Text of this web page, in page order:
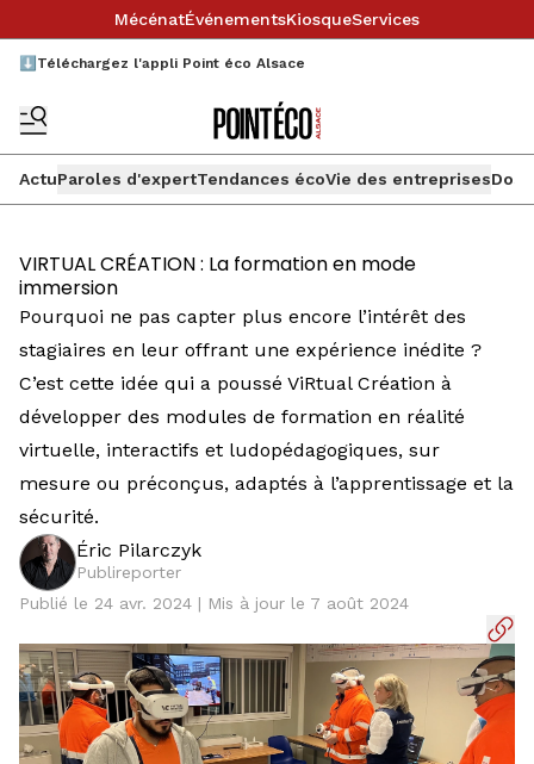
MécénatÉvénementsKiosqueServices
⬇️Téléchargez l'appli Point éco Alsace
ActuParoles d'expertTendances écoVie des entreprises
VIRTUAL CRÉATION : La formation en mode
immersion
Pourquoi ne pas capter plus encore l’intérêt des
stagiaires en leur offrant une expérience inédite ?
C’est cette idée qui a poussé ViRtual Création à
développer des modules de formation en réalité
virtuelle, interactifs et ludopédagogiques, sur
mesure ou préconçus, adaptés à l’apprentissage et la
sécurité.
Éric Pilarczyk
Publireporter
Publié le 24 avr. 2024 | Mis à jour le 7 août 2024